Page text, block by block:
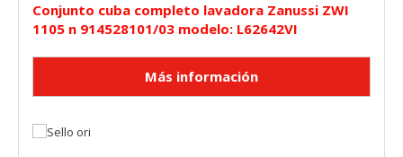
Conjunto cuba completo lavadora Zanussi ZWI
1105 n 914528101/03 modelo: L62642VI